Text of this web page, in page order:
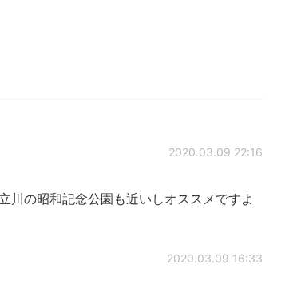
2020.03.09 22:16
川の昭和記念公園も近いしオススメですよ
2020.03.09 16:33